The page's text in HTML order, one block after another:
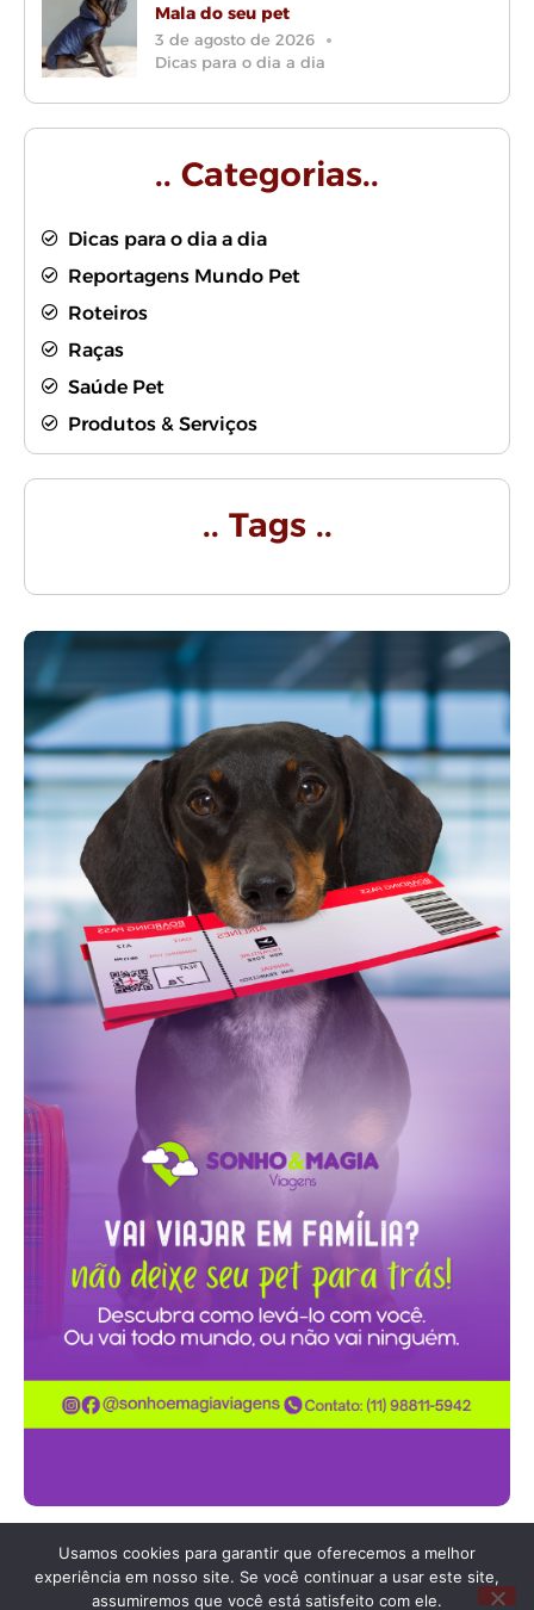
Mala do seu pet
3 de agosto de 2026
Dicas para o dia a dia
.. Categorias..
Dicas para o dia a dia
Reportagens Mundo Pet
Roteiros
Raças
Saúde Pet
Produtos & Serviços
.. Tags ..
Fale com a gente pelo
Usamos cookies para garantir que oferecemos a melhor
experiência em nosso site. Se você continuar a usar este site,
assumiremos que você está satisfeito com ele.